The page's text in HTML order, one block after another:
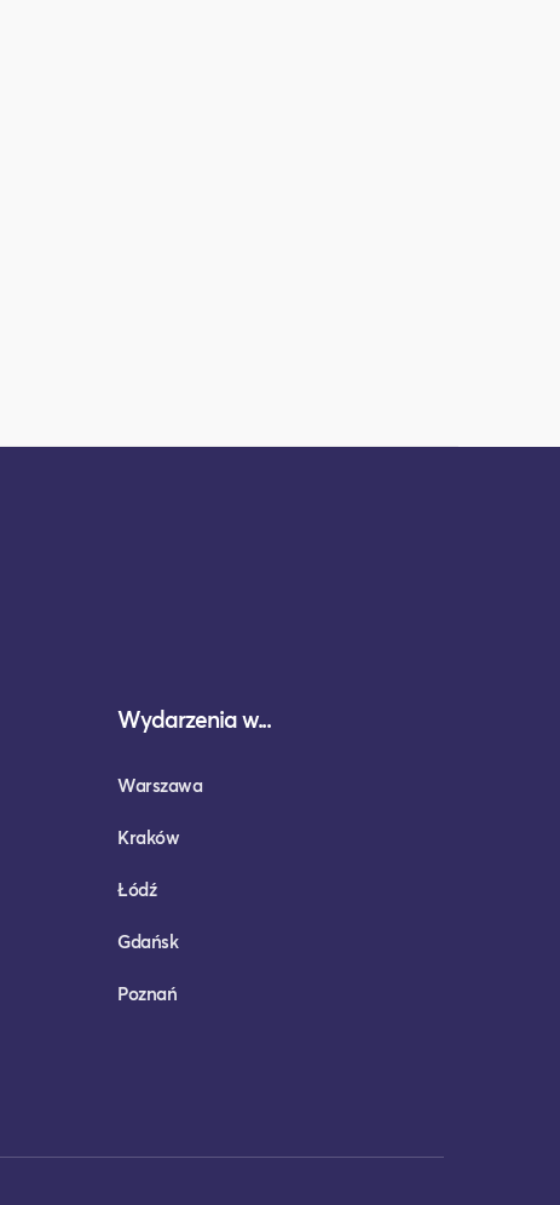
Wydarzenia w...
Warszawa
Kraków
Łódź
Gdańsk
Poznań